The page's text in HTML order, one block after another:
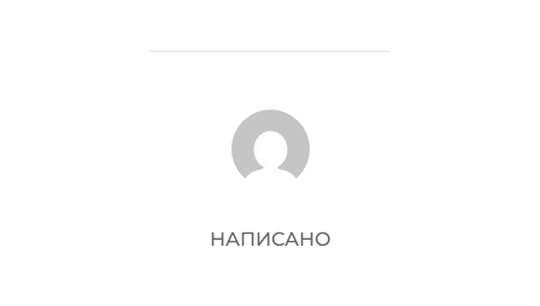
АВТОР ЗАПИСИ
НАПИСАНО